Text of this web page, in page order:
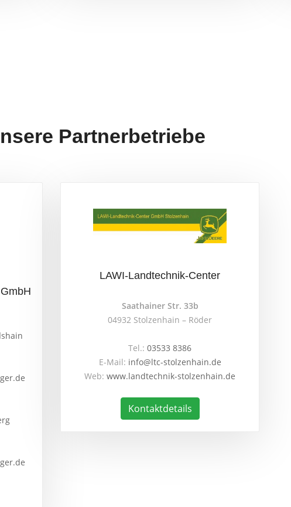
Partnerbetriebe
LAWI-Landtechnik-Center
Saathainer Str. 33b
04932 Stolzenhain – Röder
Tel.: 03533 8386
E-Mail: info@ltc-stolzenhain.de
Web: www.landtechnik-stolzenhain.de
Kontaktdetails